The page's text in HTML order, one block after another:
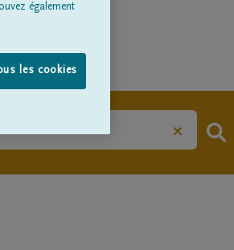
×
également
les cookies